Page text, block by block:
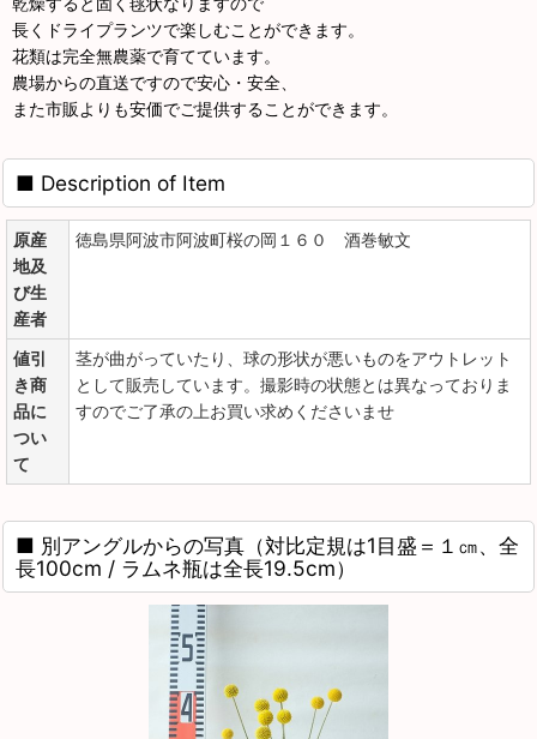
長くドライプランツで楽しむことができます。
花類は完全無農薬で育てています。
農場からの直送ですので安心・安全、
また市販よりも安価でご提供することができます。
■ Description of Item
原産
地及
び生
産者
徳島県阿波市阿波町桜の岡１６０ 酒巻敏文
値引
き商
品に
つい
て
茎が曲がっていたり、球の形状が悪いものをアウトレット
として販売しています。撮影時の状態とは異なっておりま
すのでご了承の上お買い求めくださいませ
■ 別アングルからの写真（対比定規は1目盛＝１㎝、全
長100cm / ラムネ瓶は全長19.5cm）